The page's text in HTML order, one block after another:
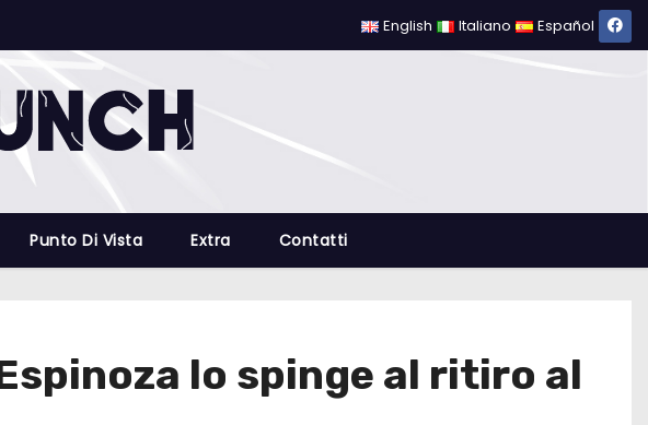
English Italiano Español
Punto Di Vista Extra Contatti
lo spinge al ritiro al